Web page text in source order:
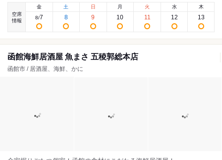
空席
情報
金
8/7
土
8
日
9
月
10
火
11
水
12
木
13
函館海鮮居酒屋 魚まさ 五稜郭総本店
函館市 / 居酒屋、海鮮、かに